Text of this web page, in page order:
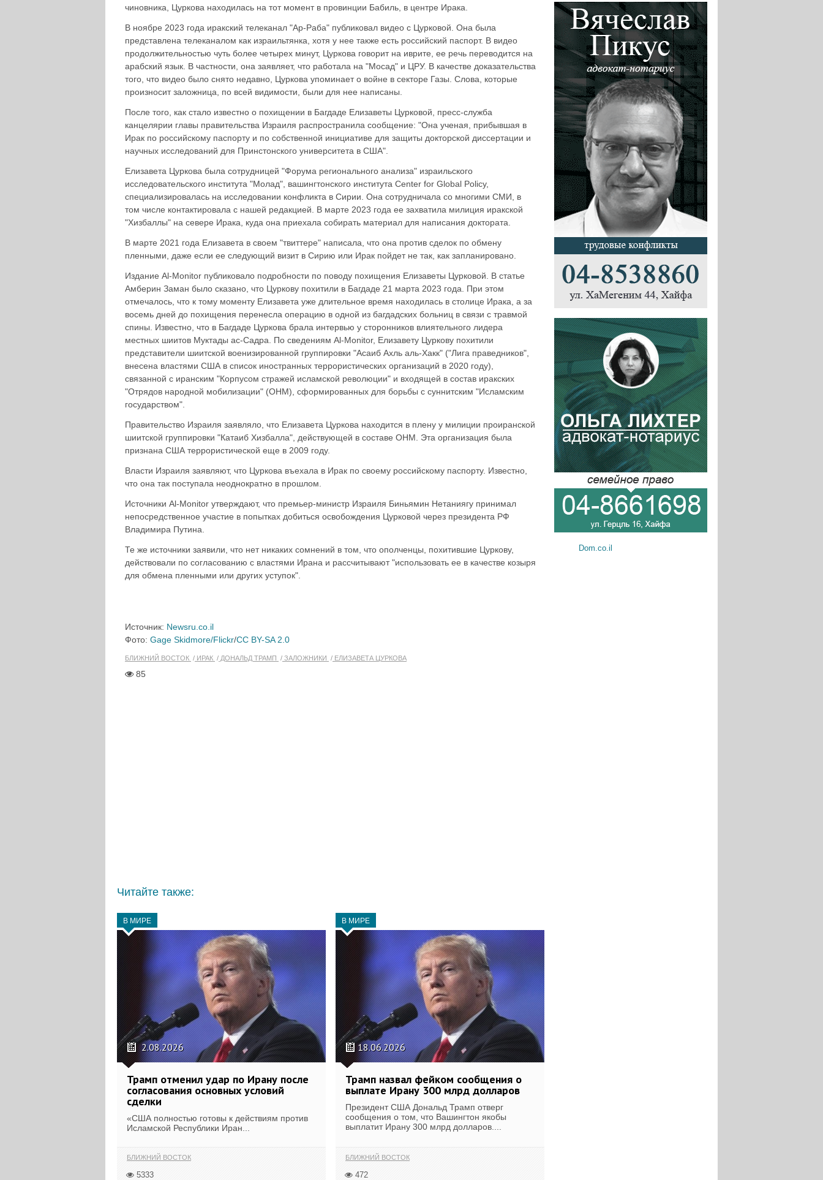
чиновника, Цуркова находилась на тот момент в провинции Бабиль, в центре Ирака.
В ноябре 2023 года иракский телеканал "Ар-Раба" публиковал видео с Цурковой. Она была
представлена телеканалом как израильтянка, хотя у нее также есть российский паспорт. В видео
продолжительностью чуть более четырех минут, Цуркова говорит на иврите, ее речь переводится на
арабский язык. В частности, она заявляет, что работала на "Мосад" и ЦРУ. В качестве доказательства
того, что видео было снято недавно, Цуркова упоминает о войне в секторе Газы. Слова, которые
произносит заложница, по всей видимости, были для нее написаны.
После того, как стало известно о похищении в Багдаде Елизаветы Цурковой, пресс-служба
канцелярии главы правительства Израиля распространила сообщение: "Она ученая, прибывшая в
Ирак по российскому паспорту и по собственной инициативе для защиты докторской диссертации и
научных исследований для Принстонского университета в США".
Елизавета Цуркова была сотрудницей "Форума регионального анализа" израильского
исследовательского института "Молад", вашингтонского института Center for Global Policy,
специализировалась на исследовании конфликта в Сирии. Она сотрудничала со многими СМИ, в
том числе контактировала с нашей редакцией. В марте 2023 года ее захватила милиция иракской
"Хизбаллы" на севере Ирака, куда она приехала собирать материал для написания доктората.
В марте 2021 года Елизавета в своем "твиттере" написала, что она против сделок по обмену
пленными, даже если ее следующий визит в Сирию или Ирак пойдет не так, как запланировано.
Издание Al-Monitor публиковало подробности по поводу похищения Елизаветы Цурковой. В статье
Амберин Заман было сказано, что Цуркову похитили в Багдаде 21 марта 2023 года. При этом
отмечалось, что к тому моменту Елизавета уже длительное время находилась в столице Ирака, а за
восемь дней до похищения перенесла операцию в одной из багдадских больниц в связи с травмой
спины. Известно, что в Багдаде Цуркова брала интервью у сторонников влиятельного лидера
местных шиитов Муктады ас-Садра. По сведениям Al-Monitor, Елизавету Цуркову похитили
представители шиитской военизированной группировки "Асаиб Ахль аль-Хакк" ("Лига праведников",
внесена властями США в список иностранных террористических организаций в 2020 году),
связанной с иранским "Корпусом стражей исламской революции" и входящей в состав иракских
"Отрядов народной мобилизации" (ОНМ), сформированных для борьбы с суннитским "Исламским
государством".
Правительство Израиля заявляло, что Елизавета Цуркова находится в плену у милиции проиранской
шиитской группировки "Катаиб Хизбалла", действующей в составе ОНМ. Эта организация была
признана США террористической еще в 2009 году.
Власти Израиля заявляют, что Цуркова въехала в Ирак по своему российскому паспорту. Известно,
что она так поступала неоднократно в прошлом.
Источники Al-Monitor утверждают, что премьер-министр Израиля Биньямин Нетаниягу принимал
непосредственное участие в попытках добиться освобождения Цурковой через президента РФ
Владимира Путина.
Те же источники заявили, что нет никаких сомнений в том, что ополченцы, похитившие Цуркову,
действовали по согласованию с властями Ирана и рассчитывают "использовать ее в качестве козыря
для обмена пленными или других уступок".
Источник: Newsru.co.il
Фото: Gage Skidmore/Flickr/CC BY-SA 2.0
БЛИЖНИЙ ВОСТОК ИРАК ДОНАЛЬД ТРАМП ЗАЛОЖНИКИ ЕЛИЗАВЕТА ЦУРКОВА
85
Читайте также:
В МИРЕ
2.08.2026
Трамп отменил удар по Ирану после
согласования основных условий
сделки
«США полностью готовы к действиям против
Исламской Республики Иран...
БЛИЖНИЙ ВОСТОК
5333
В МИРЕ
18.06.2026
Трамп назвал фейком сообщения о
выплате Ирану 300 млрд долларов
Президент США Дональд Трамп отверг
сообщения о том, что Вашингтон якобы
выплатит Ирану 300 млрд долларов....
БЛИЖНИЙ ВОСТОК
472
Dom.co.il